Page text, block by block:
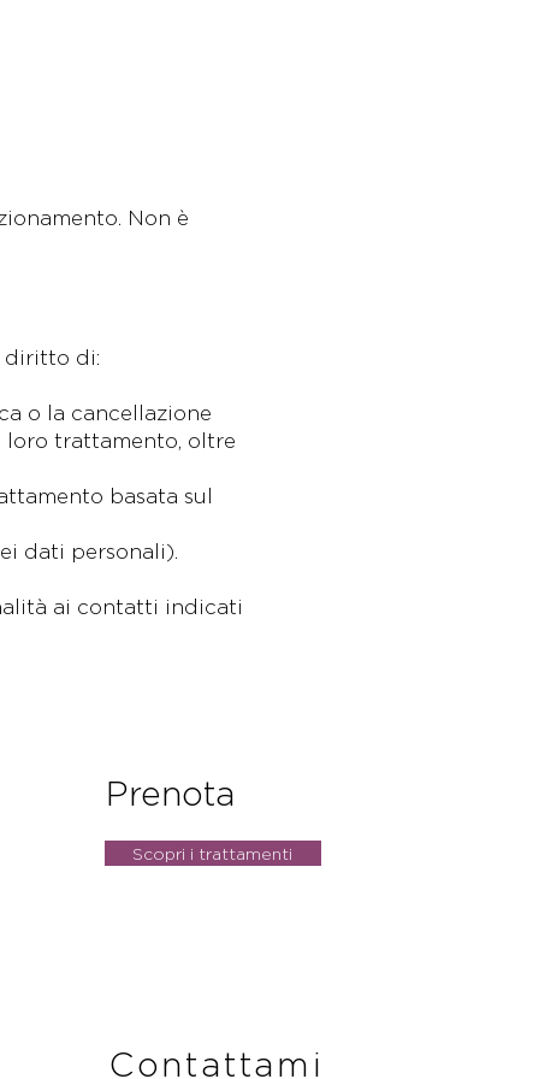
Non è
diritto di:
o la cancellazione
loro trattamento, oltre
basata sul
dati personali).
ai contatti indicati
Prenota
Scopri i trattamenti
Contattami